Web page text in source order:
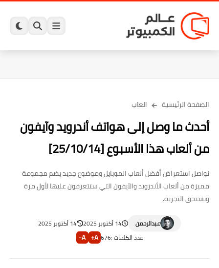
الصفحة الرئيسية العاب
أحدث ما وصل إلى هواتف أندرويد وآيفون
من ألعاب هذا الأسبوع [25/10/14]
نواصل استعراض أفضل ألعاب الموبايل وموضوع جديد يضم مجموعة
مميزة من ألعاب الأندرويد والآيفون التي ستتعرفون عليها لأول مرة
وتستحق التجربة.
عبدالرحمن 14 أكتوبر 2025
14 أكتوبر 2025
عدد الكلمات :676
A+
A-